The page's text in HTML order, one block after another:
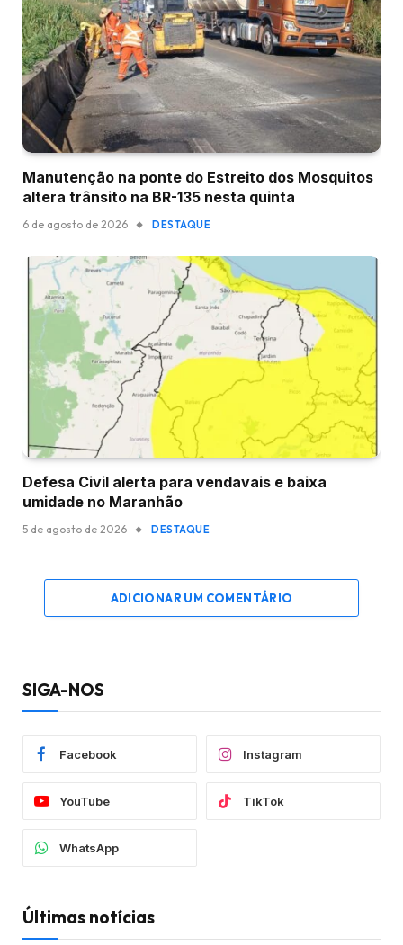
Manutenção na ponte do Estreito dos Mosquitos
altera trânsito na BR-135 nesta quinta
6 de agosto de 2026 DESTAQUE
Defesa Civil alerta para vendavais e baixa
umidade no Maranhão
5 de agosto de 2026 DESTAQUE
ADICIONAR UM COMENTÁRIO
SIGA-NOS
Facebook Instagram
YouTube TikTok
WhatsApp
Últimas notícias